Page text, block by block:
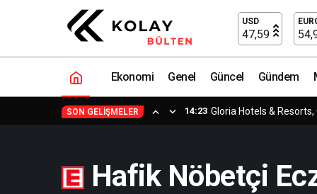
USD
47,59
Ekonomi Genel Güncel Gündem
SON GELIŞMELER 14:23 Gloria Hotels &
Hafik Nöbetçi